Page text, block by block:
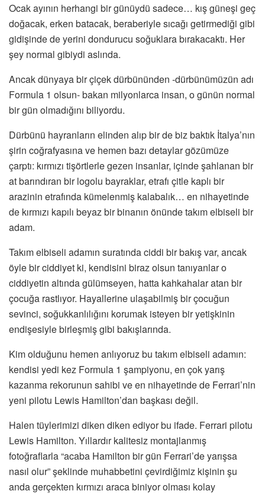
Ocak ayının herhangi bir günüydü sadece… kış güneşi geç
doğacak, erken batacak, beraberiyle sıcağı getirmediği gibi
gidişinde de yerini dondurucu soğuklara bırakacaktı. Her
şey normal gibiydi aslında.
Ancak dünyaya bir çiçek dürbününden -dürbünümüzün adı
Formula 1 olsun- bakan milyonlarca insan, o günün normal
bir gün olmadığını biliyordu.
Dürbünü hayranların elinden alıp bir de biz baktık İtalya’nın
şirin coğrafyasına ve hemen bazı detaylar gözümüze
çarptı: kırmızı tişörtlerle gezen insanlar, içinde şahlanan bir
at barındıran bir logolu bayraklar, etrafı çitle kaplı bir
arazinin etrafında kümelenmiş kalabalık… en nihayetinde
de kırmızı kapılı beyaz bir binanın önünde takım elbiseli bir
adam.
Takım elbiseli adamın suratında ciddi bir bakış var, ancak
öyle bir ciddiyet ki, kendisini biraz olsun tanıyanlar o
ciddiyetin altında gülümseyen, hatta kahkahalar atan bir
çocuğa rastlıyor. Hayallerine ulaşabilmiş bir çocuğun
sevinci, soğukkanlılığını korumak isteyen bir yetişkinin
endişesiyle birleşmiş gibi bakışlarında.
Kim olduğunu hemen anlıyoruz bu takım elbiseli adamın:
kendisi yedi kez Formula 1 şampiyonu, en çok yarış
kazanma rekorunun sahibi ve en nihayetinde de Ferrari’nin
yeni pilotu Lewis Hamilton’dan başkası değil.
Halen tüylerimizi diken diken ediyor bu ifade. Ferrari pilotu
Lewis Hamilton. Yıllardır kalitesiz montajlanmış
fotoğraflarla “acaba Hamilton bir gün Ferrari’de yarışsa
nasıl olur” şeklinde muhabbetini çevirdiğimiz kişinin şu
anda gerçekten kırmızı araca biniyor olması kolay